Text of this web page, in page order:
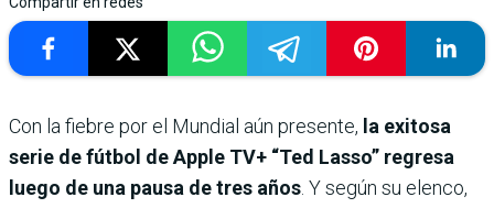
Con la fiebre por el Mundial aún presente, la exitosa
serie de fútbol de Apple TV+ “Ted Lasso” regresa
luego de una pausa de tres años . Y según su elenco,